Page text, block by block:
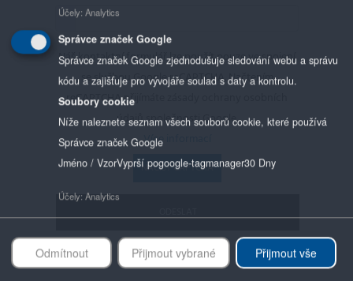
Náš kontaktní formulář lze použít pouze ve spojení
se službou Google reCAPTCHA. Načtením
reCAPTCHA přijímáte zásady ochrany osobních
údajů společnosti Google.
Více informací
Účely: Analytics
Správce značek Google
Správce značek Google zjednodušuje sledování webu a správu
kódu a zajišťuje pro vývojáře soulad s daty a kontrolu.
Soubory cookie
Níže naleznete seznam všech souborů cookie, které používá
Správce značek Google
Jméno / VzorVyprší pogoogle-tagmanager30 Dny
Účely: Analytics
Odmítnout Přijmout vybrané Přijmout vše